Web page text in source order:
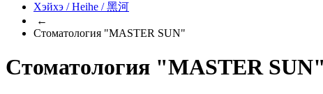
Хэйхэ / Heihe / 黑河
←
Стоматология "MASTER SUN"
Стоматология "MASTER SUN"